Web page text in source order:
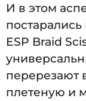
И в этом
ESP Braid
перерезают
плетеную и